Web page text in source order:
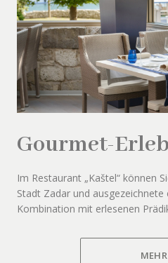
Gourmet-
Im Restaurant „Kaštel“ können
Stadt Zadar und ausgezeichnete
Kombination mit erlesenen
MEHR